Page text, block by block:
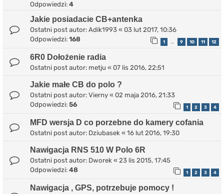
Odpowiedzi: 4
Jakie posiadacie CB+antenka
Ostatni post autor: Adik1993 « 03 lut 2017, 10:36
Odpowiedzi: 168 1 … 9 10 11 12
6R0 Dołożenie radia
Ostatni post autor: metju « 07 lis 2016, 22:51
Jakie małe CB do polo ?
Ostatni post autor: Vierny « 02 maja 2016, 21:33
Odpowiedzi: 56 1 2 3 4
MFD wersja D co porzebne do kamery cofania
Ostatni post autor: Dziubasek « 16 lut 2016, 19:30
Nawigacja RNS 510 W Polo 6R
Ostatni post autor: Dworek « 23 lis 2015, 17:45
Odpowiedzi: 48 1 2 3 4
Nawigacja , GPS, potrzebuje pomocy !